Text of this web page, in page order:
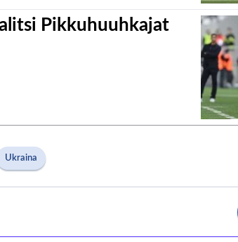
Pikkuhuuhkajat
Ukraina